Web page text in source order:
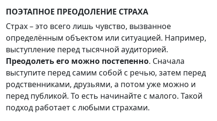
ПОЭТАПНОЕ ПРЕОДОЛЕНИЕ СТРАХА
Страх – это всего лишь чувство, вызванное
определённым объектом или ситуацией. Например,
выступление перед тысячной аудиторией.
Преодолеть его можно постепенно. Сначала
выступите перед самим собой с речью, затем перед
родственниками, друзьями, а потом уже можно и
перед публикой. То есть начинайте с малого. Такой
подход работает с любыми страхами.